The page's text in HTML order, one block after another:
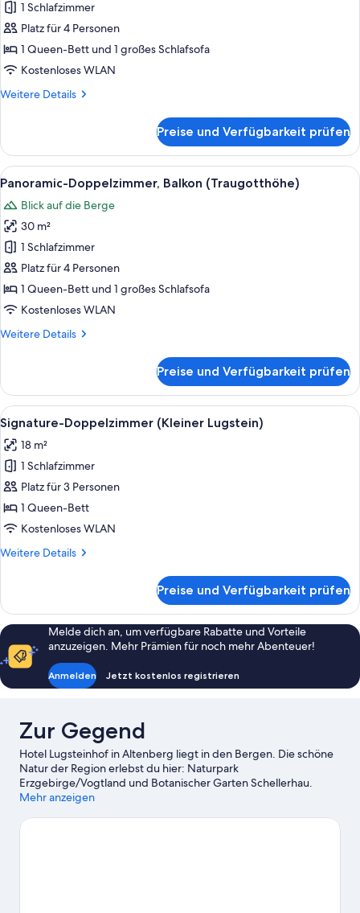
Doppelzimmer,
Balkon
(Schickelshöhe)
anzeigen
1 Schlafzimmer
Platz für 4 Personen
1 Queen-Bett und 1 großes Schlafsofa
Kostenloses WLAN
Weitere Details
Weitere
Doppelzimmer,
Balkon
(Schickelshöhe)
Preise und Verfügbarkeit prüfen
Alle
Fotos
für
Panoramic-
Doppelzimmer,
Balkon
(Traugotthöhe)
anzeigen
Panoramic-Doppelzimmer, Balkon
5
Panoramic-Doppelzimmer, Balkon (Traugotthöhe)
Blick auf die Berge
30 m²
1 Schlafzimmer
Platz für 4 Personen
1 Queen-Bett und 1 großes Schlafsofa
Kostenloses WLAN
Weitere Details
Weitere
Doppelzimmer,
Balkon
(Traugotthöhe)
Preise und Verfügbarkeit prüfen
Alle
Fotos
für
Signature-
Doppelzimmer
(Kleiner
Lugstein)
Signature-Doppelzimmer (Kleiner
5
Signature-Doppelzimmer (Kleiner Lugstein)
18 m²
1 Schlafzimmer
Platz für 3 Personen
1 Queen-Bett
Kostenloses WLAN
Weitere Details
Weitere
Doppelzimmer
(Kleiner
Lugstein)
Preise und Verfügbarkeit prüfen
Melde dich an, um verfügbare Rabatte und Vorteile
anzuzeigen. Mehr Prämien für noch mehr Abenteuer!
Anmelden Jetzt kostenlos registrieren
Zur Gegend
Hotel Lugsteinhof in Altenberg liegt in den Bergen. Die schöne
Natur der Region erlebst du hier: Naturpark
Erzgebirge/Vogtland und Botanischer Garten Schellerhau.
Wenn du dagegen eher kulturell interessiert bist, ist Folgendes
Besichtigungstollen Alter Martin. Du bist mit Kindern
Mehr anzeigen